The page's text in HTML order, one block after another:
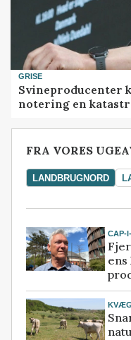
GRISE
Svineproducenter
notering en
FRA VORES
LANDBRUGNORD
CAP-
KVÆG